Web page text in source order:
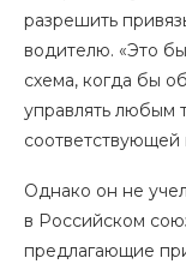
разрешить
водителю. «Это
схема, когда бы
управлять любым
Однако он не
в Российском
предлагающие